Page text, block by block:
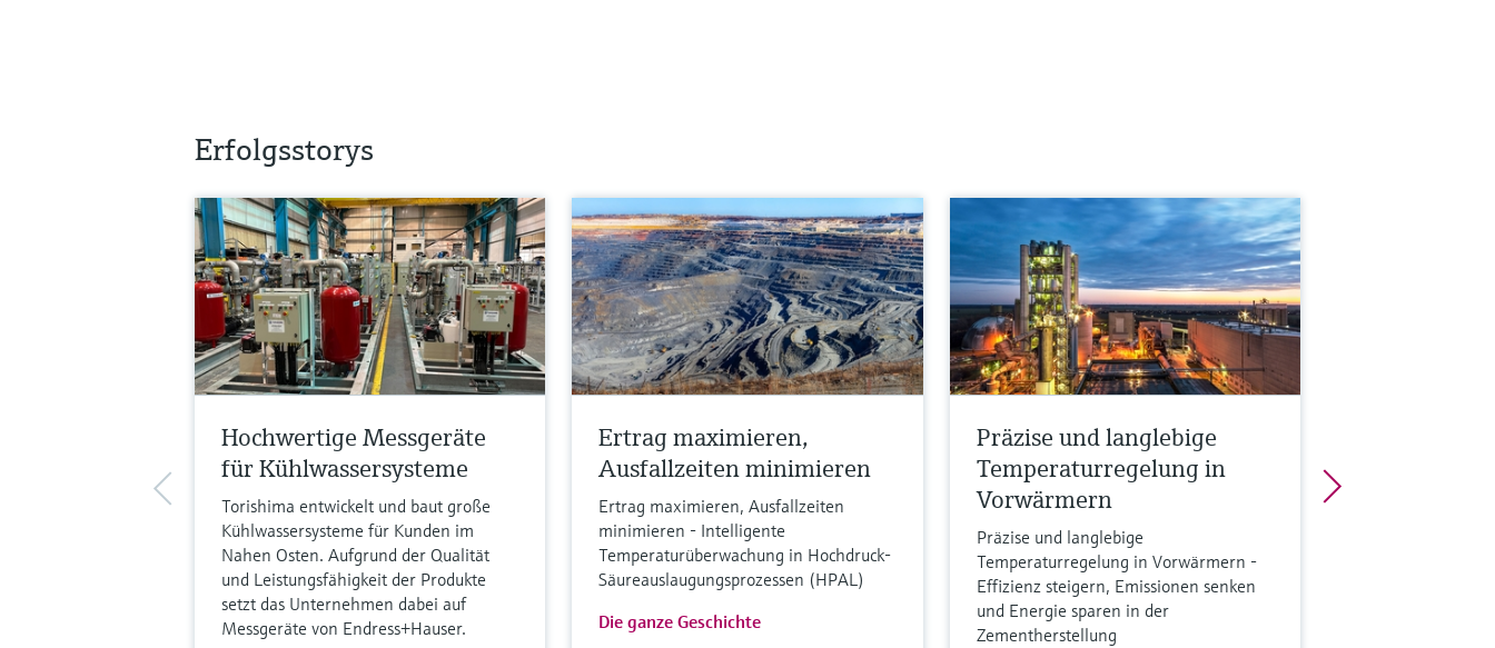
Erfolgsstorys
Hochwertige Messgeräte
für Kühlwassersysteme
Torishima entwickelt und baut große
Kühlwassersysteme für Kunden im
Nahen Osten. Aufgrund der Qualität
und Leistungsfähigkeit der Produkte
setzt das Unternehmen dabei auf
Messgeräte von Endress+Hauser.
Ertrag maximieren,
Ausfallzeiten minimieren
Ertrag maximieren, Ausfallzeiten
minimieren - Intelligente
Temperaturüberwachung in Hochdruck-
Säureauslaugungsprozessen (HPAL)
Die ganze Geschichte
Präzise und langlebige
Temperaturregelung in
Vorwärmern
Präzise und langlebige
Temperaturregelung in Vorwärmern -
Effizienz steigern, Emissionen senken
und Energie sparen in der
Zementherstellung